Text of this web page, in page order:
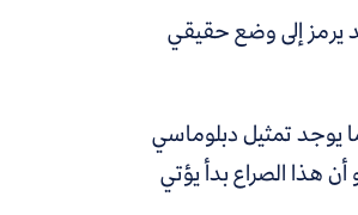
يرمز إلى وضع حقيقي
يوجد تمثيل دبلوماسي
هذا الصراع بدأ يؤتي